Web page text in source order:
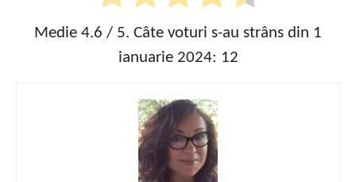
Medie 4.6 / 5. Câte voturi s-au strâns din 1
ianuarie 2024: 12